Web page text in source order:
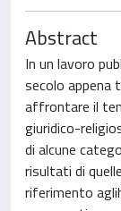
Abstract
In un lavoro
secolo appena
affrontare il
giuridico-
di alcune
risultati di
riferimento